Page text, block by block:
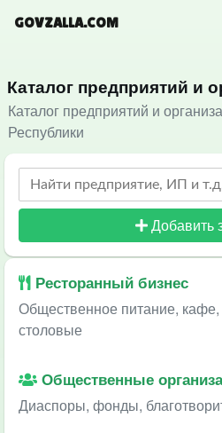
GOVZALLA.COM
Каталог предприятий и
Каталог предприятий и
Республики
Добавить
Ресторанный бизнес
Общественное питание, кафе,
столовые
Общественные
Диаспоры, фонды,